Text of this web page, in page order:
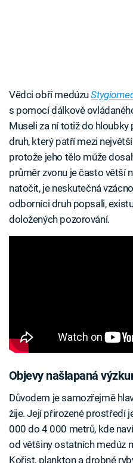
Vědci obří medúzu
s pomocí dálkově
Museli za ní totiž do
druh, který patří mezi
protože jeho tělo může
průměr zvonu je často větší
natočit, je neskutečná
odborníci druh popsali,
doložených pozorování.
Objevy našlapaná
Důvodem je samozřejmě
žije. Její přirozené prostředí
000 do 4 000 metrů, kde
od většiny ostatních medúz
Kořist, plankton a drobné